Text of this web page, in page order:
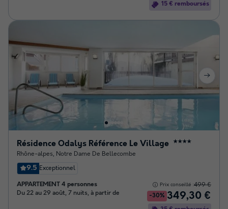
15 € remboursés
Résidence Odalys Référence Le Village ★★★★
Rhône-alpes, Notre Dame De Bellecombe
9.5 Exceptionnel
APPARTEMENT 4 personnes
Du 22 au 29 août, 7 nuits, à partir de
Prix conseillé :499 €
-30% 349,30 €